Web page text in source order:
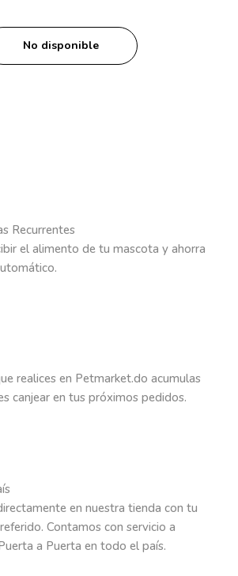
No disponible
Recurrentes
el alimento de tu mascota y ahorra
realices en Petmarket.do acumulas
canjear en tus próximos pedidos.
en nuestra tienda con tu
Contamos con servicio a
a Puerta en todo el país.